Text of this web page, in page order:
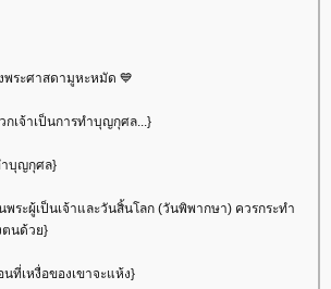
ระศาสดามูหะหมัด 💙
เจ้าเป็นการทำบุญกุศล...}
ำบุญกุศล}
ระผู้เป็นเจ้าและวันสิ้นโลก (วันพิพากษา) ควรกระทำ
ตนด้วย}
ที่เหงื่อของเขาจะแห้ง}